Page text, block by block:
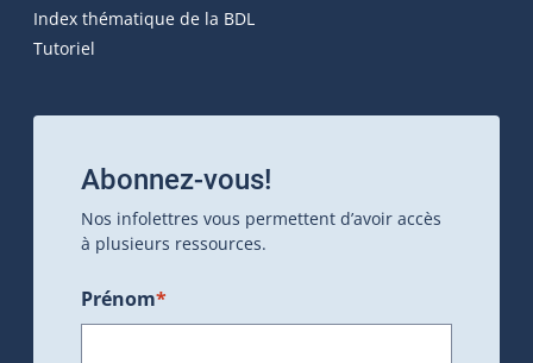
Index thématique de la BDL
Tutoriel
Abonnez-vous!
Nos infolettres vous permettent d’avoir accès
à plusieurs ressources.
Prénom*